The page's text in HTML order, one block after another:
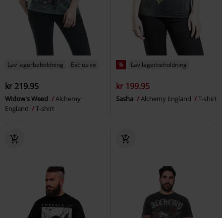
Lav lagerbeholdning Exclusive
kr 219.95
Widow's Weed
Alchemy
England
T-shirt
% Lav lagerbeholdning
kr 199.95
Sasha Alchemy England T-shirt